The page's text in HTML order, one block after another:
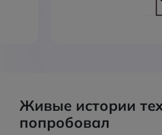
Живые истории
попробовал